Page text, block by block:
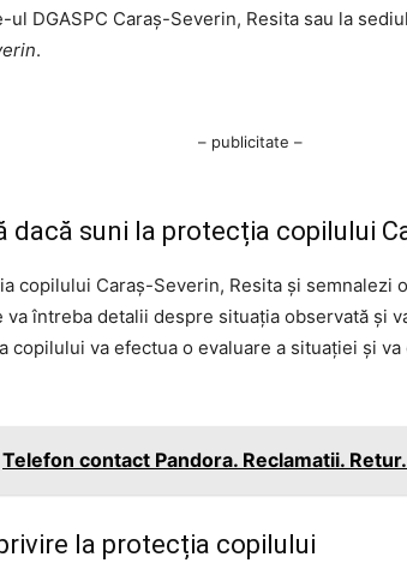
ul DGASPC Caraş-Severin, Resita sau la
.
– publicitate –
dacă suni la protecția copilului
copilului Caraş-Severin, Resita și semnalezi
întreba detalii despre situația observată și
copilului va efectua o evaluare a situației și
Telefon contact Pandora. Reclamatii.
la protecția copilului